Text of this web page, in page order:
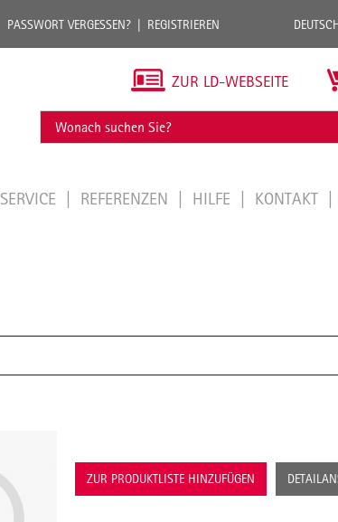
PASSWORT VERGESSEN? REGISTRIEREN
ZUR LD-WEBSEITE
SERVICE REFERENZEN HILFE KONTAKT
ZUR PRODUKTLISTE HINZUFÜGEN